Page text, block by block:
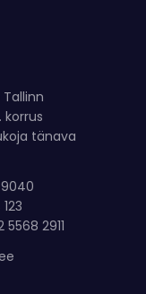
Tallinn
korrus
tänava
9040
2911